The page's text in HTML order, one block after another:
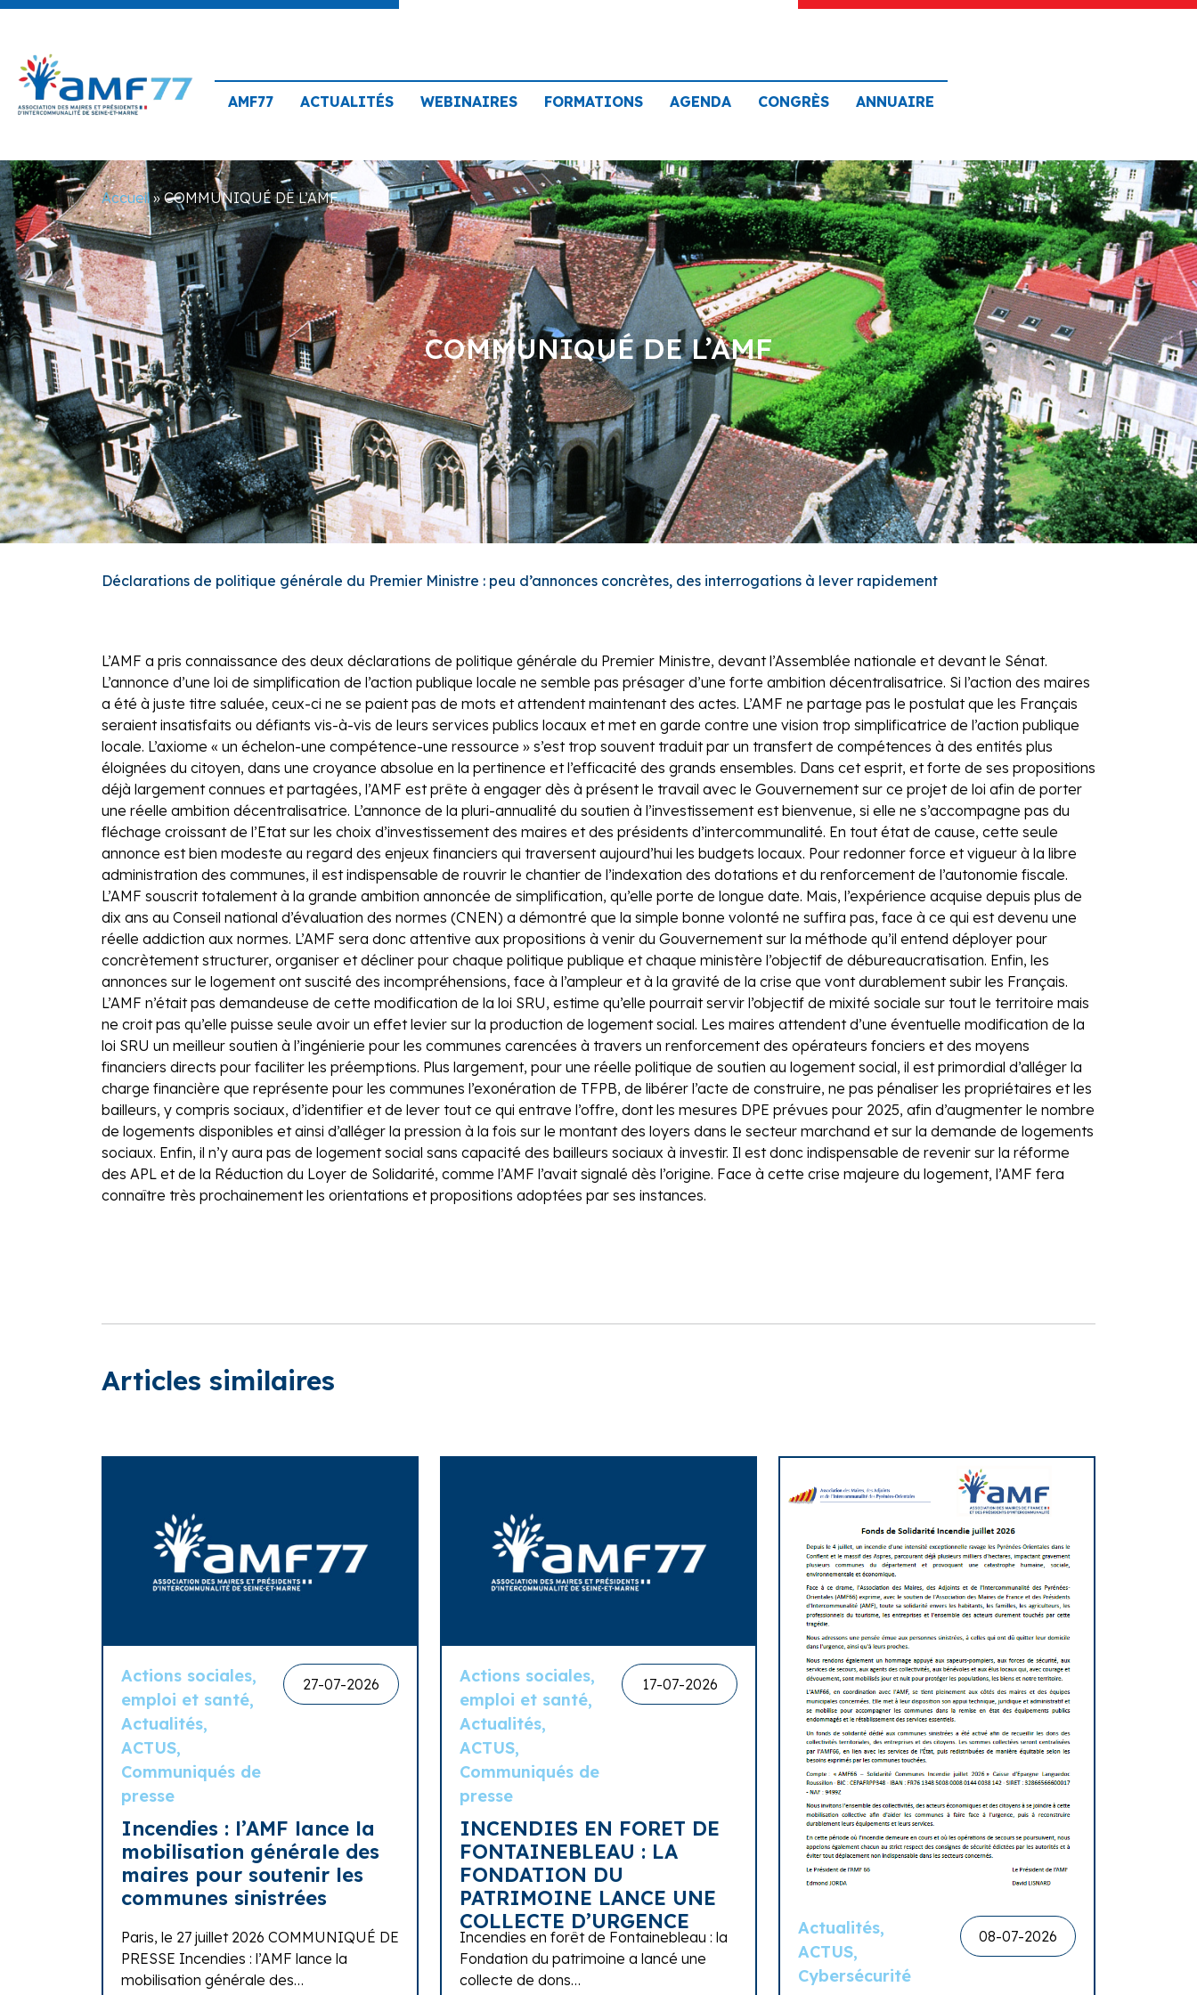
AMF77 ACTUALITÉS WEBINAIRES FORMATIONS AGENDA CONGRÈS ANNUAIRE
Accueil»COMMUNIQUÉ DE L’AMF
COMMUNIQUÉ DE L’AMF
Déclarations de politique générale du Premier Ministre : peu d’annonces concrètes, des interrogations à lever rapidement
L’AMF a pris connaissance des deux déclarations de politique générale du Premier Ministre, devant l’Assemblée nationale et devant le Sénat.
L’annonce d’une loi de simplification de l’action publique locale ne semble pas présager d’une forte ambition décentralisatrice. Si l’action des maires
a été à juste titre saluée, ceux-ci ne se paient pas de mots et attendent maintenant des actes. L’AMF ne partage pas le postulat que les Français
seraient insatisfaits ou défiants vis-à-vis de leurs services publics locaux et met en garde contre une vision trop simplificatrice de l’action publique
locale. L’axiome « un échelon-une compétence-une ressource » s’est trop souvent traduit par un transfert de compétences à des entités plus
éloignées du citoyen, dans une croyance absolue en la pertinence et l’efficacité des grands ensembles. Dans cet esprit, et forte de ses propositions
déjà largement connues et partagées, l’AMF est prête à engager dès à présent le travail avec le Gouvernement sur ce projet de loi afin de porter
une réelle ambition décentralisatrice. L’annonce de la pluri-annualité du soutien à l’investissement est bienvenue, si elle ne s’accompagne pas du
fléchage croissant de l’Etat sur les choix d’investissement des maires et des présidents d’intercommunalité. En tout état de cause, cette seule
annonce est bien modeste au regard des enjeux financiers qui traversent aujourd’hui les budgets locaux. Pour redonner force et vigueur à la libre
administration des communes, il est indispensable de rouvrir le chantier de l’indexation des dotations et du renforcement de l’autonomie fiscale.
L’AMF souscrit totalement à la grande ambition annoncée de simplification, qu’elle porte de longue date. Mais, l’expérience acquise depuis plus de
dix ans au Conseil national d’évaluation des normes (CNEN) a démontré que la simple bonne volonté ne suffira pas, face à ce qui est devenu une
réelle addiction aux normes. L’AMF sera donc attentive aux propositions à venir du Gouvernement sur la méthode qu’il entend déployer pour
concrètement structurer, organiser et décliner pour chaque politique publique et chaque ministère l’objectif de débureaucratisation. Enfin, les
annonces sur le logement ont suscité des incompréhensions, face à l’ampleur et à la gravité de la crise que vont durablement subir les Français.
L’AMF n’était pas demandeuse de cette modification de la loi SRU, estime qu’elle pourrait servir l’objectif de mixité sociale sur tout le territoire mais
ne croit pas qu’elle puisse seule avoir un effet levier sur la production de logement social. Les maires attendent d’une éventuelle modification de la
loi SRU un meilleur soutien à l’ingénierie pour les communes carencées à travers un renforcement des opérateurs fonciers et des moyens
financiers directs pour faciliter les préemptions. Plus largement, pour une réelle politique de soutien au logement social, il est primordial d’alléger la
charge financière que représente pour les communes l’exonération de TFPB, de libérer l’acte de construire, ne pas pénaliser les propriétaires et les
bailleurs, y compris sociaux, d’identifier et de lever tout ce qui entrave l’offre, dont les mesures DPE prévues pour 2025, afin d’augmenter le nombre
de logements disponibles et ainsi d’alléger la pression à la fois sur le montant des loyers dans le secteur marchand et sur la demande de logements
sociaux. Enfin, il n’y aura pas de logement social sans capacité des bailleurs sociaux à investir. Il est donc indispensable de revenir sur la réforme
des APL et de la Réduction du Loyer de Solidarité, comme l’AMF l’avait signalé dès l’origine. Face à cette crise majeure du logement, l’AMF fera
connaître très prochainement les orientations et propositions adoptées par ses instances.
Articles similaires
Actions sociales,
emploi et santé,
Actualités,
ACTUS,
Communiqués de
presse
27-07-2026
Incendies : l’AMF lance la
mobilisation générale des
maires pour soutenir les
communes sinistrées
Paris, le 27 juillet 2026 COMMUNIQUÉ DE
PRESSE Incendies : l’AMF lance la
mobilisation générale des…
Actions sociales,
emploi et santé,
Actualités,
ACTUS,
Communiqués de
presse
17-07-2026
INCENDIES EN FORET DE
FONTAINEBLEAU : LA
FONDATION DU
PATRIMOINE LANCE UNE
COLLECTE D’URGENCE
Incendies en forêt de Fontainebleau : la
Fondation du patrimoine a lancé une
collecte de dons…
Actualités,
ACTUS,
Cybersécurité
08-07-2026